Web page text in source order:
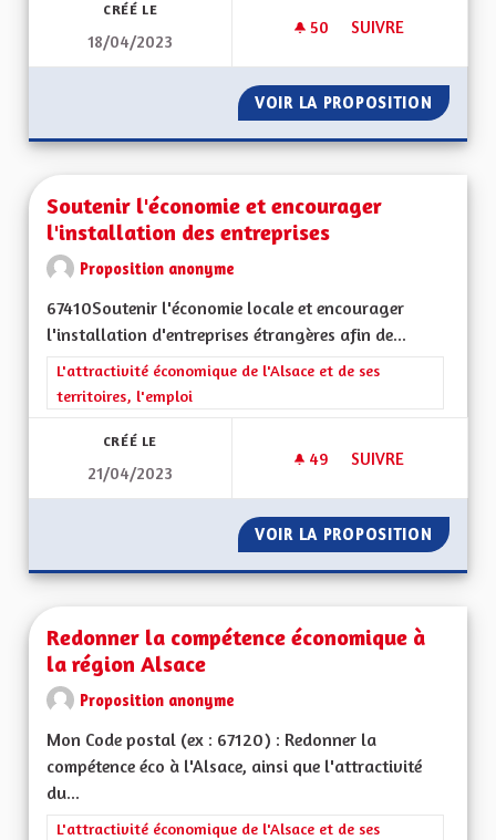
CRÉÉ LE
18/04/2023
50 50 ABONNÉS
SUIVRE
VOIR LA PROPOSITION
Soutenir l'économie et encourager
l'installation des entreprises
Proposition anonyme
67410Soutenir l'économie locale et encourager
l'installation d'entreprises étrangères afin de...
Filtrer les résultats de la catégorie : L'attractivité
L'attractivité économique de l'Alsace et de ses
territoires, l'emploi
CRÉÉ LE
21/04/2023
49 49 ABONNÉS
SUIVRE
VOIR LA PROPOSITION
Redonner la compétence économique à
la région Alsace
Proposition anonyme
Mon Code postal (ex : 67120) : Redonner la
compétence éco à l'Alsace, ainsi que l'attractivité
du...
Filtrer les résultats de la catégorie : L'attractivité
L'attractivité économique de l'Alsace et de ses